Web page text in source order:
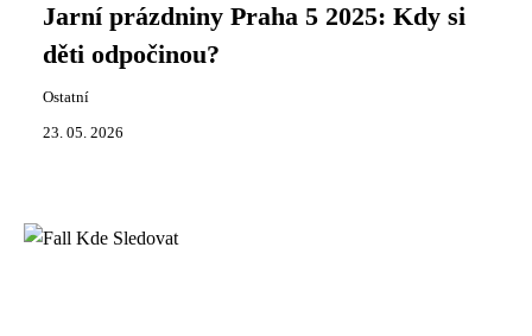
Jarní prázdniny Praha 5 2025: Kdy si
děti odpočinou?
Ostatní
23. 05. 2026